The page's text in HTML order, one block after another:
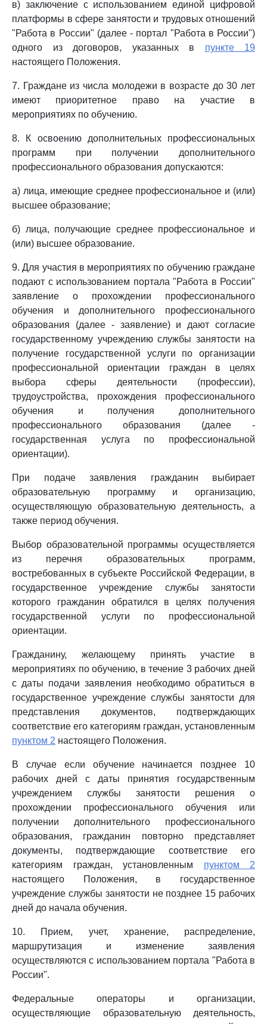
в) заключение с использованием единой цифровой
платформы в сфере занятости и трудовых отношений
"Работа в России" (далее - портал "Работа в России")
одного из договоров, указанных в пункте 19
настоящего Положения.
7. Граждане из числа молодежи в возрасте до 30 лет
имеют приоритетное право на участие в
мероприятиях по обучению.
8. К освоению дополнительных профессиональных
программ при получении дополнительного
профессионального образования допускаются:
а) лица, имеющие среднее профессиональное и (или)
высшее образование;
б) лица, получающие среднее профессиональное и
(или) высшее образование.
9. Для участия в мероприятиях по обучению граждане
подают с использованием портала "Работа в России"
заявление о прохождении профессионального
обучения и дополнительного профессионального
образования (далее - заявление) и дают согласие
государственному учреждению службы занятости на
получение государственной услуги по организации
профессиональной ориентации граждан в целях
выбора сферы деятельности (профессии),
трудоустройства, прохождения профессионального
обучения и получения дополнительного
профессионального образования (далее -
государственная услуга по профессиональной
ориентации).
При подаче заявления гражданин выбирает
образовательную программу и организацию,
осуществляющую образовательную деятельность, а
также период обучения.
Выбор образовательной программы осуществляется
из перечня образовательных программ,
востребованных в субъекте Российской Федерации, в
государственное учреждение службы занятости
которого гражданин обратился в целях получения
государственной услуги по профессиональной
ориентации.
Гражданину, желающему принять участие в
мероприятиях по обучению, в течение 3 рабочих дней
с даты подачи заявления необходимо обратиться в
государственное учреждение службы занятости для
представления документов, подтверждающих
соответствие его категориям граждан, установленным
пунктом 2 настоящего Положения.
В случае если обучение начинается позднее 10
рабочих дней с даты принятия государственным
учреждением службы занятости решения о
прохождении профессионального обучения или
получении дополнительного профессионального
образования, гражданин повторно представляет
документы, подтверждающие соответствие его
категориям граждан, установленным пунктом 2
настоящего Положения, в государственное
учреждение службы занятости не позднее 15 рабочих
дней до начала обучения.
10. Прием, учет, хранение, распределение,
маршрутизация и изменение заявления
осуществляются с использованием портала "Работа в
России".
Федеральные операторы и организации,
осуществляющие образовательную деятельность,